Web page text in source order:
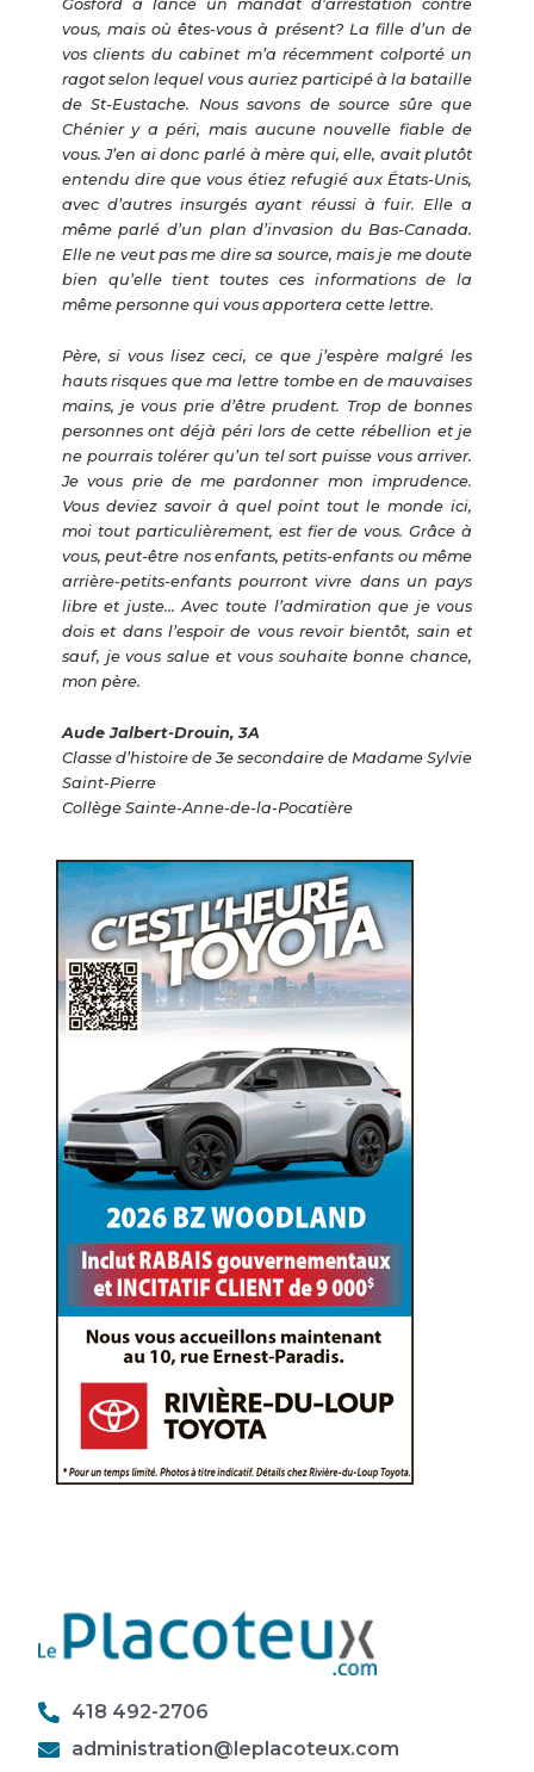
Gosford a lancé un mandat d’arrestation contre
vous, mais où êtes-vous à présent? La fille d’un de
vos clients du cabinet m’a récemment colporté un
ragot selon lequel vous auriez participé à la bataille
de St-Eustache. Nous savons de source sûre que
Chénier y a péri, mais aucune nouvelle fiable de
vous. J’en ai donc parlé à mère qui, elle, avait plutôt
entendu dire que vous étiez refugié aux États-Unis,
avec d’autres insurgés ayant réussi à fuir. Elle a
même parlé d’un plan d’invasion du Bas-Canada.
Elle ne veut pas me dire sa source, mais je me doute
bien qu’elle tient toutes ces informations de la
même personne qui vous apportera cette lettre.
Père, si vous lisez ceci, ce que j’espère malgré les
hauts risques que ma lettre tombe en de mauvaises
mains, je vous prie d’être prudent. Trop de bonnes
personnes ont déjà péri lors de cette rébellion et je
ne pourrais tolérer qu’un tel sort puisse vous arriver.
Je vous prie de me pardonner mon imprudence.
Vous deviez savoir à quel point tout le monde ici,
moi tout particulièrement, est fier de vous. Grâce à
vous, peut-être nos enfants, petits-enfants ou même
arrière-petits-enfants pourront vivre dans un pays
libre et juste… Avec toute l’admiration que je vous
dois et dans l’espoir de vous revoir bientôt, sain et
sauf, je vous salue et vous souhaite bonne chance,
mon père.
Aude Jalbert-Drouin, 3A
Classe d’histoire de 3e secondaire de Madame Sylvie
Saint-Pierre
Collège Sainte-Anne-de-la-Pocatière
418 492-2706
administration@leplacoteux.com